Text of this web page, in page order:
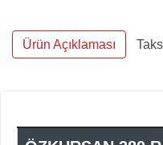
Ürün Açıklaması